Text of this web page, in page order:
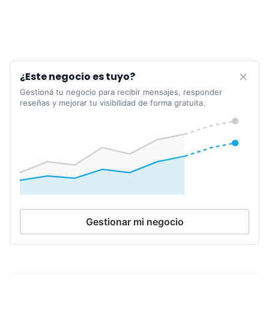
¿Este negocio es tuyo?
Gestioná tu negocio para recibir mensajes, responder
reseñas y mejorar tu visibilidad de forma gratuita.
Gestionar mi negocio